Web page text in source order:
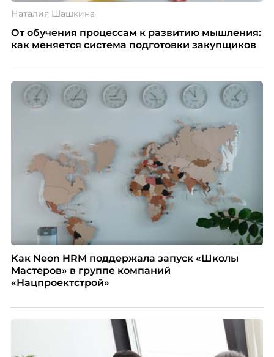
Наталия Шашкина
От обучения процессам к развитию мышления:
как меняется система подготовки закупщиков
Как Neon HRM поддержала запуск «Школы
Мастеров» в группе компаний
«Нацпроектстрой»